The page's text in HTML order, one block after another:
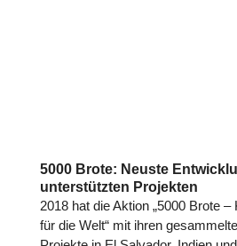
5000 Brote: Neuste
unterstützten Projekten
2018 hat die Aktion „5000 Brote
für die Welt“ mit ihren